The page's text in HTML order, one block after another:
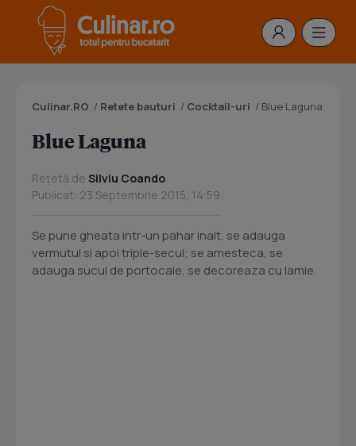
Culinar.RO / Retete bauturi / Cocktail-uri / Blue Laguna
Blue Laguna
Rețetă de Silviu Coando
Publicat: 23 Septembrie 2015, 14:59
Se pune gheata intr-un pahar inalt, se adauga
vermutul si apoi triple-secul; se amesteca, se
adauga sucul de portocale, se decoreaza cu lamie.